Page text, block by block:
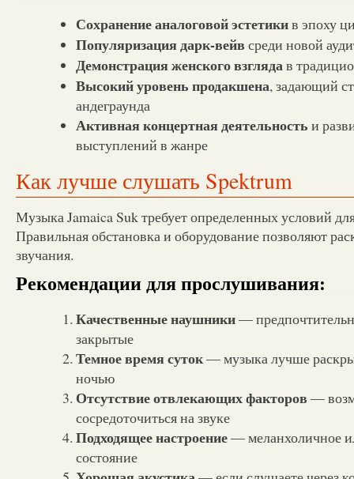
Сохранение аналоговой эстетикив эпоху
Популяризация дарк-вейв среди новой
Демонстрация женского взглядав
Высокий уровень продакшена, задающий
андеграунда
Активная концертная деятельность и
выступлений в жанре
Как лучше слушать Spektrum
Музыка Jamaica Suk требует определенных условий
Правильная обстановка и оборудование позволяют
звучания.
Рекомендации для прослушивания:
Качественные наушники—
закрытые
Темное время суток— музыка лучше
ночью
Отсутствие отвлекающих факторов —
сосредоточиться на звуке
Подходящее настроение— меланхоличное
состояние